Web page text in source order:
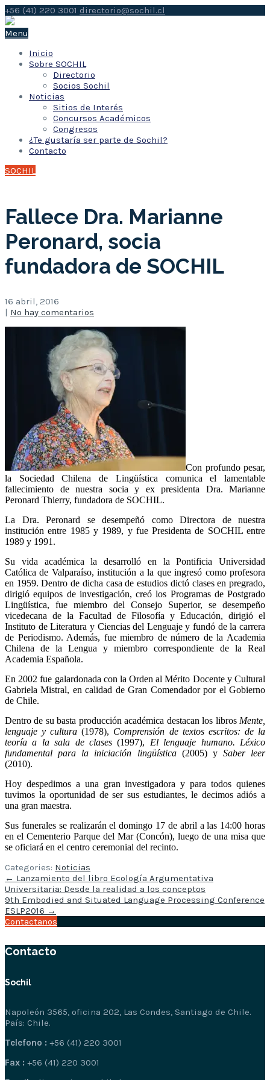
+56 (41) 220 3001 directorio@sochil.cl
Menu
Inicio
Sobre SOCHIL
Directorio
Socios Sochil
Noticias
Sitios de Interés
Concursos Académicos
Congresos
¿Te gustaría ser parte de Sochil?
Contacto
SOCHIL
Fallece Dra. Marianne
Peronard, socia
fundadora de SOCHIL
16 abril, 2016
| No hay comentarios
Con profundo pesar,
la Sociedad Chilena de Lingüística comunica el lamentable
fallecimiento de nuestra socia y ex presidenta Dra. Marianne
Peronard Thierry, fundadora de SOCHIL.
La Dra. Peronard se desempeñó como Directora de nuestra
institución entre 1985 y 1989, y fue Presidenta de SOCHIL entre
1989 y 1991.
Su vida académica la desarrolló en la Pontificia Universidad
Católica de Valparaíso, institución a la que ingresó como profesora
en 1959. Dentro de dicha casa de estudios dictó clases en pregrado,
dirigió equipos de investigación, creó los Programas de Postgrado
Lingüística, fue miembro del Consejo Superior, se desempeño
vicedecana de la Facultad de Filosofía y Educación, dirigió el
Instituto de Literatura y Ciencias del Lenguaje y fundó de la carrera
de Periodismo. Además, fue miembro de número de la Academia
Chilena de la Lengua y miembro correspondiente de la Real
Academia Española.
En 2002 fue galardonada con la Orden al Mérito Docente y Cultural
Gabriela Mistral, en calidad de Gran Comendador por el Gobierno
de Chile.
Dentro de su basta producción académica destacan los libros Mente,
lenguaje y cultura (1978), Comprensión de textos escritos: de la
teoría a la sala de clases (1997), El lenguaje humano. Léxico
fundamental para la iniciación lingüística (2005) y Saber leer
(2010).
Hoy despedimos a una gran investigadora y para todos quienes
tuvimos la oportunidad de ser sus estudiantes, le decimos adiós a
una gran maestra.
Sus funerales se realizarán el domingo 17 de abril a las 14:00 horas
en el Cementerio Parque del Mar (Concón), luego de una misa que
se oficiará en el centro ceremonial del recinto.
Categories: Noticias
Post
navigation
← Lanzamiento del libro Ecología Argumentativa
Universitaria: Desde la realidad a los conceptos
9th Embodied and Situated Language Processing Conference
ESLP2016 →
Contactanos
Contacto
Sochil
Napoleón 3565, oficina 202, Las Condes, Santiago de Chile.
País: Chile.
Telefono : +56 (41) 220 3001
Fax : +56 (41) 220 3001